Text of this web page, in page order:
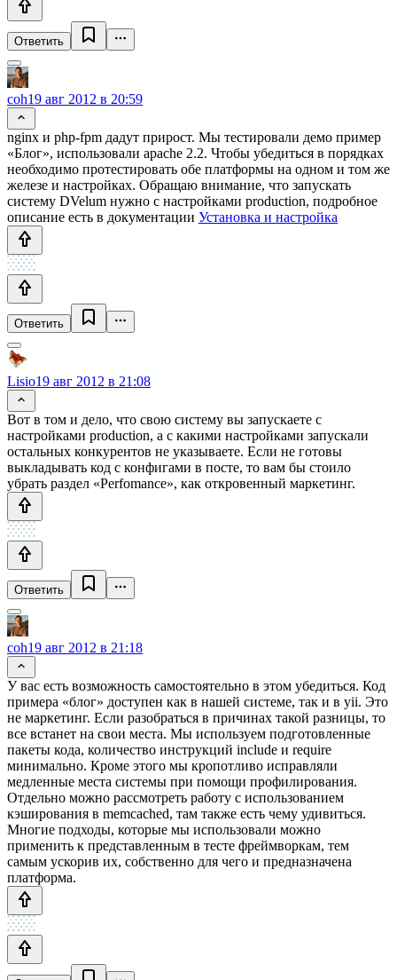
Ответить
coh19 авг 2012 в 20:59
nginx и php-fpm дадут прирост. Мы тестировали демо пример
«Блог», использовали apache 2.2. Чтобы убедиться в порядках
необходимо протестировать обе платформы на одном и том же
железе и настройках. Обращаю внимание, что запускать
систему DVelum нужно с настройками production, подробное
описание есть в документации Установка и настройка
Ответить
Lisio19 авг 2012 в 21:08
Вот в том и дело, что свою систему вы запускаете с
настройками production, а с какими настройками запускали
остальных конкурентов не указываете. Если не готовы
выкладывать код с конфигами в посте, то вам бы стоило
убрать раздел «Perfomance», как откровенный маркетинг.
Ответить
coh19 авг 2012 в 21:18
У вас есть возможность самостоятельно в этом убедиться. Код
примера «блог» доступен как в нашей системе, так и в yii. Это
не маркетинг. Если разобраться в причинах такой разницы, то
все встанет на свои места. Мы используем подготовленные
пакеты кода, количество инструкций include и require
минимально. Кроме этого мы кропотливо исправляли
медленные места системы при помощи профилирования.
Отдельно можно рассмотреть работу с использованием
кэширования в memcached, там также есть чему удивиться.
Многие подходы, которые мы использовали можно
применить к представленным в тесте фреймворкам, тем
самым ускорив их, собственно для чего и предназначена
платформа.